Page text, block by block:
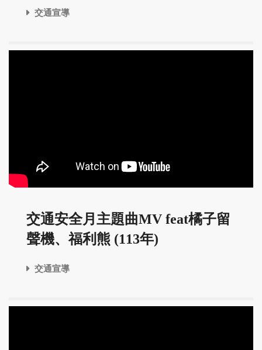
交通宣導
交通安全月主題曲MV feat橘子留
聲機、福利熊 (113年)
交通宣導